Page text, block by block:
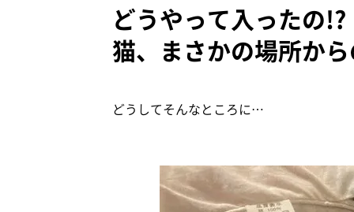
どうやって入ったの
猫、まさかの場所か
どうしてそんなところに…